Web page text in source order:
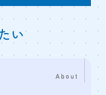
い